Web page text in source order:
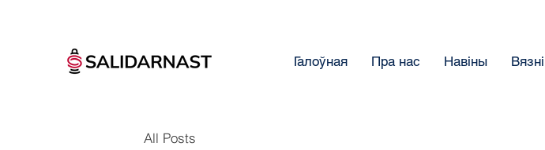
Галоўная Пра нас Навіны Вязнi
All Posts